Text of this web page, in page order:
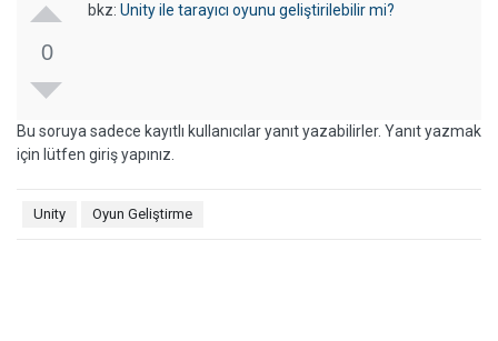
0
bkz: Unity ile tarayıcı oyunu geliştirilebilir mi?
Bu soruya sadece kayıtlı kullanıcılar yanıt yazabilirler. Yanıt yazmak
için lütfen giriş yapınız.
Unity Oyun Geliştirme